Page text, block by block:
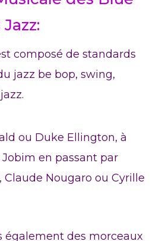
composé de standards
jazz be bop, swing,
ou Duke Ellington, à
en passant par
Claude Nougaro ou Cyrille
également des morceaux